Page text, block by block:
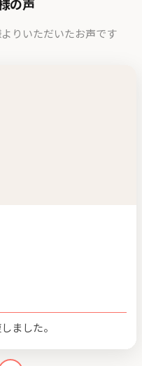
りいただいたお声です
ました。